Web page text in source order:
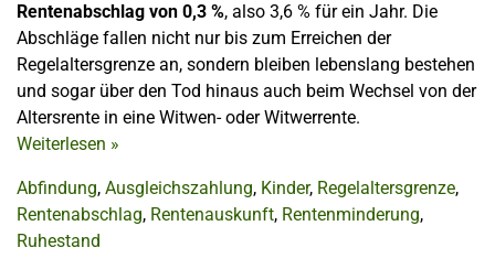
Rentenabschlag von 0,3 %, also 3,6 % für ein Jahr. Die
Abschläge fallen nicht nur bis zum Erreichen der
Regelaltersgrenze an, sondern bleiben lebenslang bestehen
und sogar über den Tod hinaus auch beim Wechsel von der
Altersrente in eine Witwen- oder Witwerrente.
Weiterlesen »
Abfindung, Ausgleichszahlung, Kinder, Regelaltersgrenze,
Rentenabschlag, Rentenauskunft, Rentenminderung,
Ruhestand